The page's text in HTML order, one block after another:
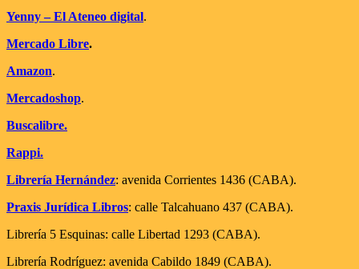
Yenny – El Ateneo digital.
Mercado Libre.
Amazon.
Mercadoshop.
Buscalibre.
Rappi.
Librería Hernández: avenida Corrientes 1436 (CABA).
Praxis Jurídica Libros: calle Talcahuano 437 (CABA).
Librería 5 Esquinas: calle Libertad 1293 (CABA).
Librería Rodríguez: avenida Cabildo 1849 (CABA).